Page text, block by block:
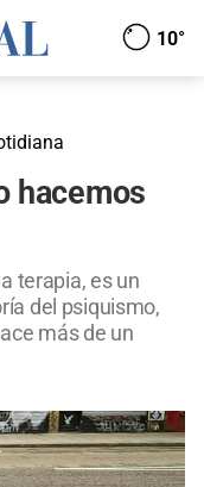
10°
hacemos
terapia, es un
del psiquismo,
más de un